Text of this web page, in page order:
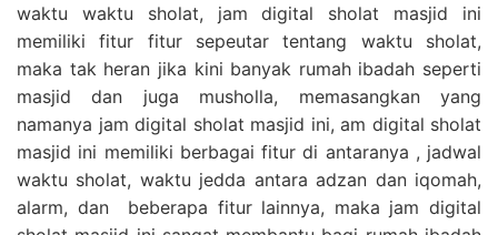
waktu waktu sholat, jam digital sholat masjid ini
memiliki fitur fitur sepeutar tentang waktu sholat,
maka tak heran jika kini banyak rumah ibadah seperti
masjid dan juga musholla, memasangkan yang
namanya jam digital sholat masjid ini, am digital sholat
masjid ini memiliki berbagai fitur di antaranya , jadwal
waktu sholat, waktu jedda antara adzan dan iqomah,
alarm, dan beberapa fitur lainnya, maka jam digital